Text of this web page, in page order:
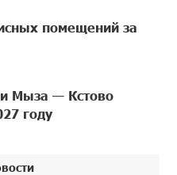
помещений за
Мыза — Кстово
году